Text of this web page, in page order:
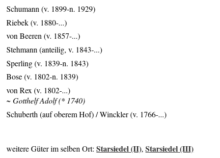
Schumann (v. 1899-n. 1929)
Riebek (v. 1880-...)
von Beeren (v. 1857-...)
Stehmann (anteilig, v. 1843-...)
Sperling (v. 1839-n. 1843)
Bose (v. 1802-n. 1839)
von Rex (v. 1802-...)
~ Gotthelf Adolf (* 1740)
Schuberth (auf oberem Hof) / Winckler (v. 1766-...)
weitere Güter im selben Ort:Starsiedel (II),Starsiedel (III)